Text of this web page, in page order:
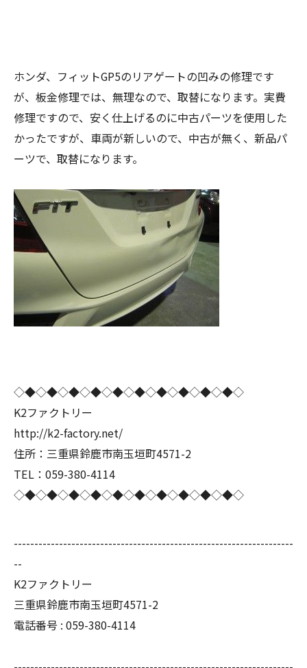
ホンダ、フィットGP5のリアゲートの凹みの修理です
が、板金修理では、無理なので、取替になります。実費
修理ですので、安く仕上げるのに中古パーツを使用した
かったですが、車両が新しいので、中古が無く、新品パ
ーツで、取替になります。
◇◆◇◆◇◆◇◆◇◆◇◆◇◆◇◆◇◆◇◆◇
K2ファクトリー
http://k2-factory.net/
住所：三重県鈴鹿市南玉垣町4571-2
TEL：059-380-4114
◇◆◇◆◇◆◇◆◇◆◇◆◇◆◇◆◇◆◇◆◇
--------------------------------------------------------------------
--
K2ファクトリー
三重県鈴鹿市南玉垣町4571-2
電話番号 : 059-380-4114